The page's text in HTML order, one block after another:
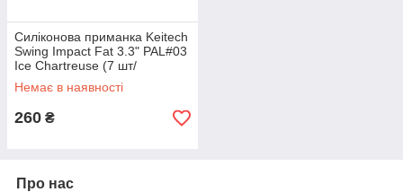
Силіконова приманка Keitech
Swing Impact Fat 3.3" PAL#03
Ice Chartreuse (7 шт/
уп),1551.07.10
Немає в наявності
260 ₴
Про нас